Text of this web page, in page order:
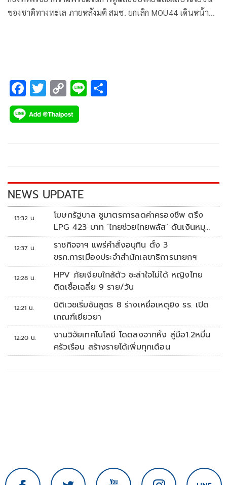
ของชาติทางทะเล ภายหลังมติ สมช. ยกเลิก MOU44 เดินหน้า
F
ac
e
k
T
wi
tt
C
o
p
k
Li
NEWS UPDATE
13:32 น.
โฆษกรัฐบาล ชูมาตรการลดค่าครองชีพ ตรึง
LPG 423 บาท ‘ไทยช่วยไทยพลัส’ ดันเงินหมุน
แสนล้าน
12:37 น.
ราชกิจจาฯ แพร่คำสั่งอนุทิน ตั้ง 3
ขรก.การเมืองประจำสำนักเลขาธิการนายกฯ
12:28 น.
HPV ภัยเงียบใกล้ตัว ชะล่าใจไม่ได้ หญิงไทย
ติดเชื้อเฉลี่ย 9 ราย/วัน
12:21 น.
นิติเวชเริ่มชันสูตร 8 ร่างเหยื่อเหตุยิง รร. เปิด
เกณฑ์เยียวยา
12:20 น.
งานวิจัยเทคโนโลยี โดดลงจากหิ้ง สู่มือ1.2หมื่น
ครัวเรือน สร้างรายได้เพิ่มทุกเดือน